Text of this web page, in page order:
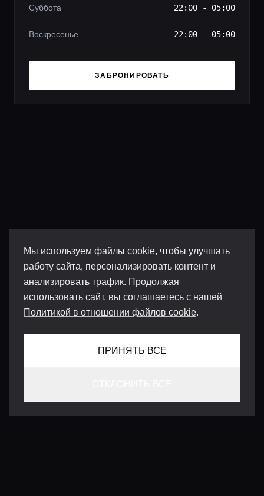
Мы используем файлы cookie, чтобы улучшать
работу сайта, персонализировать контент и
анализировать трафик. Продолжая
использовать сайт, вы соглашаетесь с нашей
Политикой в отношении файлов cookie.
ПРИНЯТЬ ВСЕ
Суббота 22:00 - 05:00
Воскресенье 22:00 - 05:00
ЗАБРОНИРОВАТЬ